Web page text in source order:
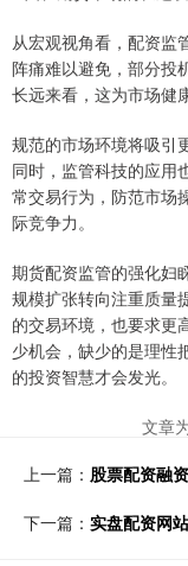
从宏观视角看，配资监
阵痛难以避免，部分投
长远来看，这为市场健
规范的市场环境将吸引
同时，监管科技的应用
常交易行为，防范市场
际竞争力。
期货配资监管的强化妇
规模扩张转向注重质量
的交易环境，也要求更
少机会，缺少的是理性
的投资智慧才会发光。
文章
上一篇： 股票配资融
下一篇： 实盘配资网